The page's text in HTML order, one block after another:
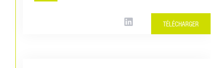
TÉLÉCHARGER